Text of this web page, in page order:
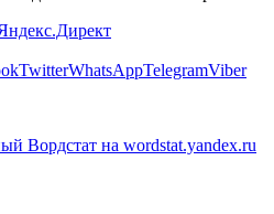
TwitterWhatsAppTelegramViber
Вордстат на wordstat.yandex.ru